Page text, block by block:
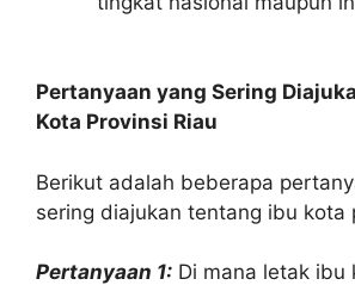
Pertanyaan yang Sering
Kota Provinsi Riau
Berikut adalah beberapa
sering diajukan tentang ibu kota
Pertanyaan 1: Di mana letak ibu